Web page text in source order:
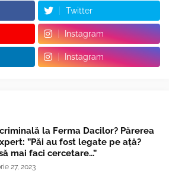
Twitter
Instagram
Instagram
la Ferma Dacilor? Părerea
”Păi au fost legate pe ață?
mai faci cercetare...”
27, 2023